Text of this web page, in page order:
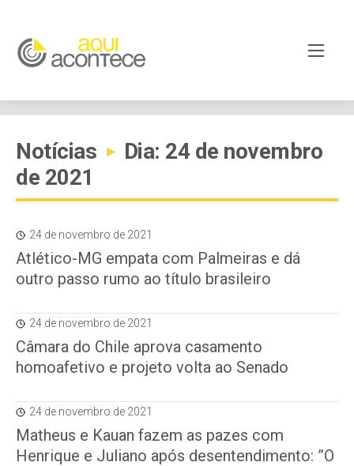
Notícias ▸
Dia: 24 de novembro
de 2021
24 de novembro de 2021
Atlético-MG empata com Palmeiras e dá
outro passo rumo ao título brasileiro
24 de novembro de 2021
Câmara do Chile aprova casamento
homoafetivo e projeto volta ao Senado
24 de novembro de 2021
Matheus e Kauan fazem as pazes com
Henrique e Juliano após desentendimento: ”O